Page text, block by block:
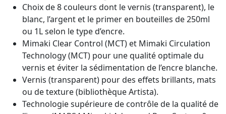
Choix de 8 couleurs dont le vernis (transparent), le
blanc, l’argent et le primer en bouteilles de 250ml
ou 1L selon le type d’encre.
Mimaki Clear Control (MCT) et Mimaki Circulation
Technology (MCT) pour une qualité optimale du
vernis et éviter la sédimentation de l’encre blanche.
Vernis (transparent) pour des effets brillants, mats
ou de texture (bibliothèque Artista).
Technologie supérieure de contrôle de la qualité de